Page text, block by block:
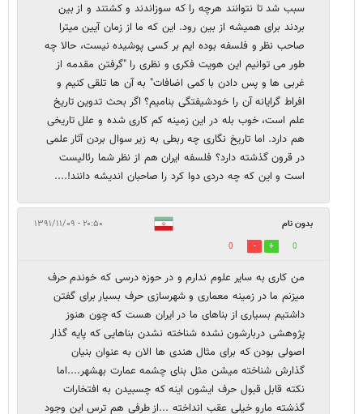
سبب شد تا نتوانند هرچه را که سوزاندند و کشتند و از بین
بردند برای همیشه از بین رود. این که ما از زمان آیین میترا
صاحب نظر و فلسفه بوده ایم بر کسی پوشیده نیست، حالا چه
طور می توانیم این هویت فکری و نظری را "گرفتن مقدمه از
غربی ها و پس دادن با کمی اضافات" به آن ها تلقی کنیم و
افراط گرایانه آن را خودشیفتگی بنامیم؟ اگر بحث تدوین تاریخ
علم است، خوب بله در این زمینه کم کاری شده و علل تاریخی
هم دارد. اما تاریخ نگاری چه ربطی به زیر سوال بردن آثار علمی
در قرون گذشته دارد؟ فلسفه ایران هم از نظر شما رئالیست
است و این که چه دردی دوا کرد را صاحبان اندیشه دانند!....
بدون نام ۲۰:۵۰ - ۱۳۹۱/۱۱/۰۹
0
0
من کاری به سایر علوم ندارم و در حوزه درسی که خوندم حرف
میزنم ما در زمینه معماری و شهرسازی حرف بسیار برای گفتن
داشتیم بسیاری از بناهای ما در ایران هست که چون هنوز
پژوهشی دربارشون نشده شناخته نشدن بناهایی که پایه گذار
اصولی بودن که برای مثال هندی ها الان به عنوان بنیان
گذارش شناخته میشن مثل بنای چشمه عمارت بهشهر....اما
نکته قابل قبول حرف ایشون اینه که چسبیدن به افتخارات
گذشته مارو خیلی عقب انداخته ...از طرفی هم ترس این وجود